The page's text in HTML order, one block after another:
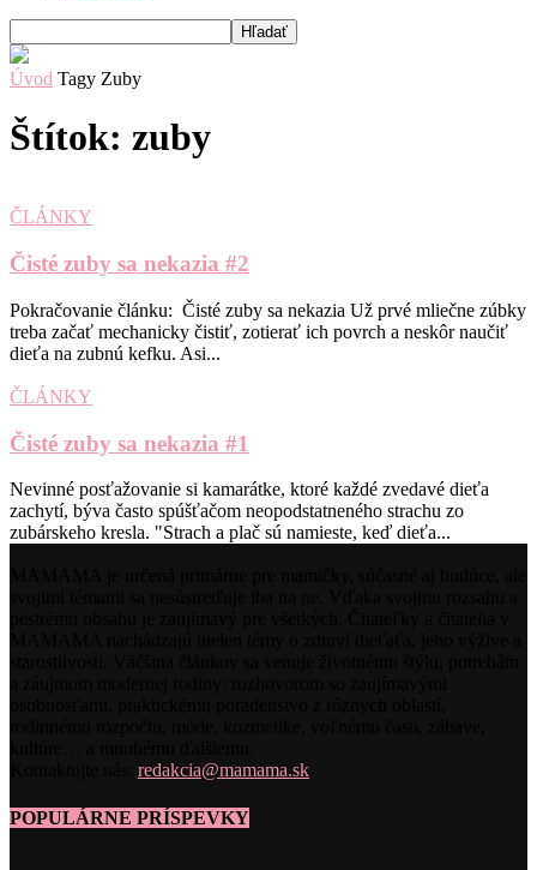
Úvod Tagy Zuby
Štítok: zuby
ČLÁNKY
Čisté zuby sa nekazia #2
Pokračovanie článku: Čisté zuby sa nekazia Už prvé mliečne zúbky
treba začať mechanicky čistiť, zotierať ich povrch a neskôr naučiť
dieťa na zubnú kefku. Asi...
ČLÁNKY
Čisté zuby sa nekazia #1
Nevinné posťažovanie si kamarátke, ktoré každé zvedavé dieťa
zachytí, býva často spúšťačom neopodstatneného strachu zo
zubárskeho kresla. "Strach a plač sú namieste, keď dieťa...
redakcia@mamama.sk
POPULÁRNE PRÍSPEVKY